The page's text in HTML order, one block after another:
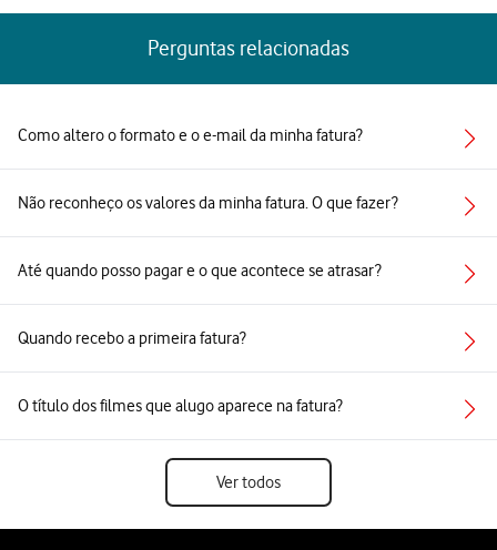
Perguntas relacionadas
Como altero o formato e o e-mail da minha fatura?
Não reconheço os valores da minha fatura. O que fazer?
Até quando posso pagar e o que acontece se atrasar?
Quando recebo a primeira fatura?
O título dos filmes que alugo aparece na fatura?
Ver todos